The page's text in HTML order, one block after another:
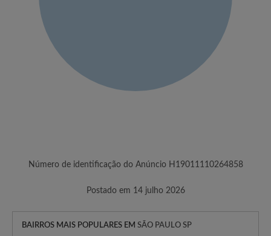
Número de identificação do Anúncio H19011110264858
Postado em 14 julho 2026
BAIRROS MAIS POPULARES EM SÃO PAULO SP